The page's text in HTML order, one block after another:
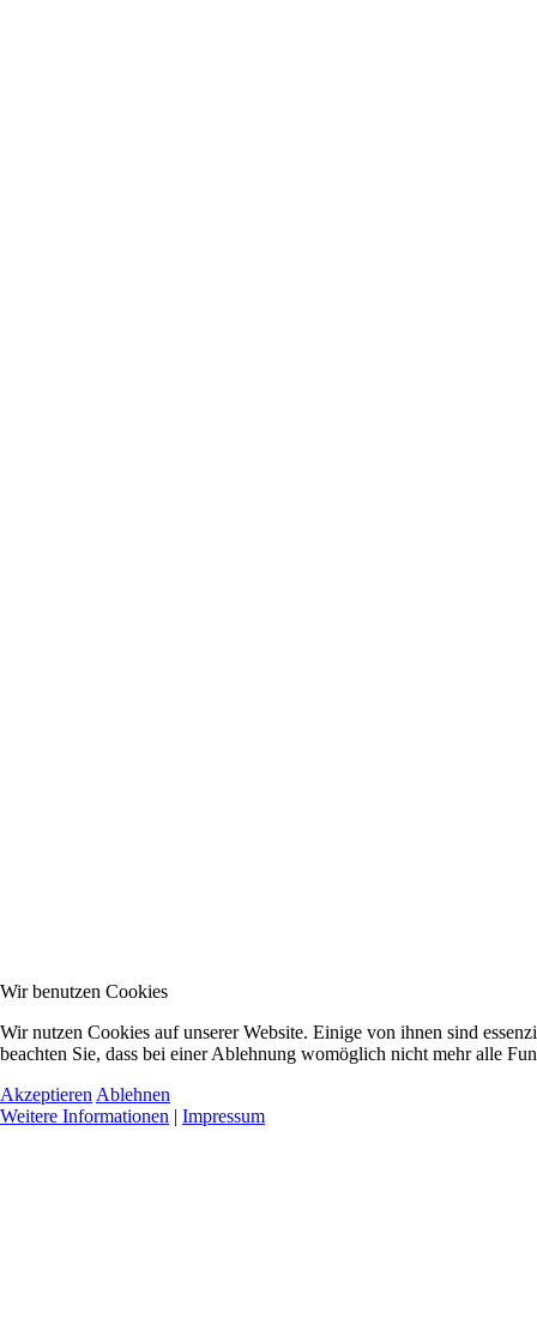
Wir benutzen Cookies
Wir nutzen Cookies auf unserer Website. Einige von ihnen sind
beachten Sie, dass bei einer Ablehnung womöglich nicht mehr alle
Akzeptieren Ablehnen
Weitere Informationen | Impressum